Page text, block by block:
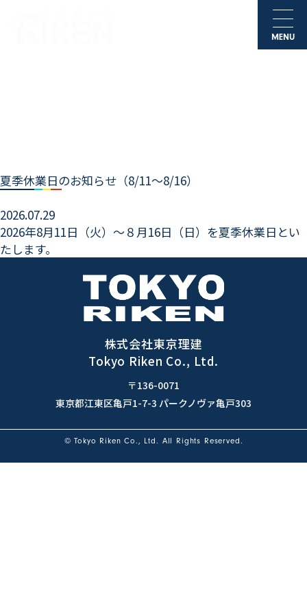
MENU
夏季休業日のお知らせ（8/11～8/16）
2026.07.29
2026年8月11日（火）～８月16日（日）を夏季休業日とい
たします。
株式会社東京理建
Tokyo Riken Co., Ltd.
〒136-0071
東京都江東区亀戸1-7-3 パークノヴァ亀戸303
© Tokyo Riken Co., Ltd. All Rights Reserved.